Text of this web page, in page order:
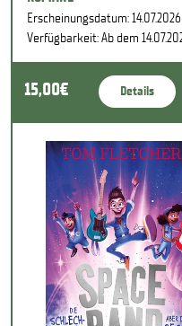
Erscheinungsdatum: 14.07.2026
Verfügbarkeit: Ab dem
15,00€ Details